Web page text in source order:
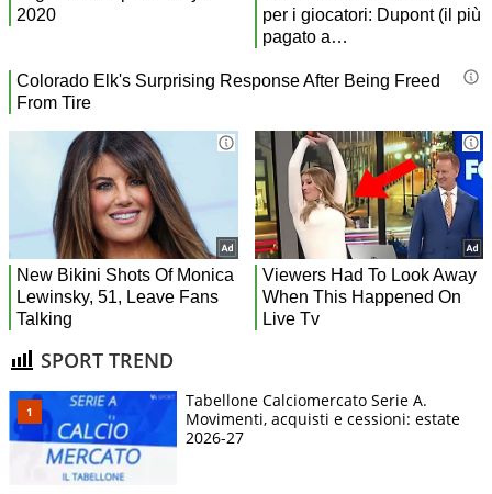
SPORT TREND
Tabellone Calciomercato Serie A.
Movimenti, acquisti e cessioni: estate
2026-27